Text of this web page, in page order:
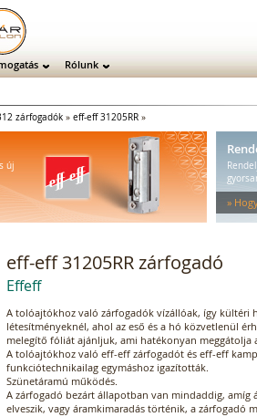
Rólunk
zárfogadók » eff-eff 31205RR »
új
»
eff-eff 31205RR zárfogadó
Effeff
A tolóajtókhoz való zárfogadók vízállóak, így kültéri
létesítményeknél, ahol az eső és a hó közvetlenül
melegítő fóliát ajánljuk, ami hatékonyan meggátolja
A tolóajtókhoz való eff-eff zárfogadót és eff-eff
funkciótechnikailag egymáshoz igazították.
Szünetáramú működés.
A zárfogadó bezárt állapotban van mindaddig, amíg
elveszik, vagy áramkimaradás történik, a zárfogadó